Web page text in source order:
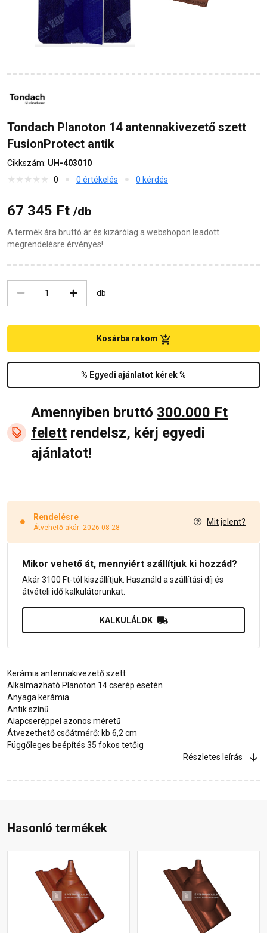
Tondach Planoton 14 antennakivezető szett
FusionProtect antik
Cikkszám: UH-403010
0
0 értékelés 0 kérdés
67 345 Ft /db
A termék ára bruttó ár és kizárólag a webshopon leadott
megrendelésre érvényes!
db
% Egyedi ajánlatot kérek %
Kosárba rakom
Amennyiben bruttó 300.000 Ft
felett rendelsz, kérj egyedi
ajánlatot!
Rendelésre
Átvehető akár: 2026-08-28
Mit jelent?
Mikor vehető át, mennyiért szállítjuk ki hozzád?
Akár 3100 Ft-tól kiszállítjuk. Használd a szállítási díj és
átvételi idő kalkulátorunkat.
KALKULÁLOK
Kerámia antennakivezető szett
Alkalmazható Planoton 14 cserép esetén
Anyaga kerámia
Antik színű
Alapcseréppel azonos méretű
Átvezethető csőátmérő: kb 6,2 cm
Függőleges beépítés 35 fokos tetőig
Részletes leírás
Hasonló termékek